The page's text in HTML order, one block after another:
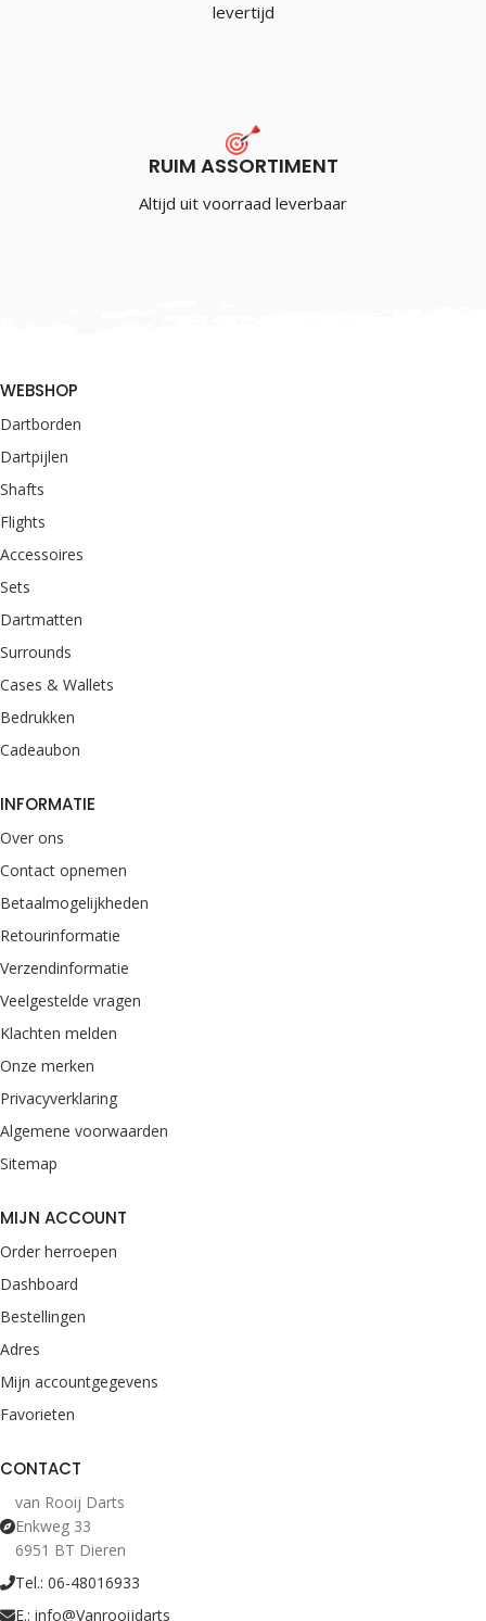
levertijd
RUIM ASSORTIMENT
Altijd uit voorraad leverbaar
WEBSHOP
Dartborden
Dartpijlen
Shafts
Flights
Accessoires
Sets
Dartmatten
Surrounds
Cases & Wallets
Bedrukken
Cadeaubon
INFORMATIE
Over ons
Contact opnemen
Betaalmogelijkheden
Retourinformatie
Verzendinformatie
Veelgestelde vragen
Klachten melden
Onze merken
Privacyverklaring
Algemene voorwaarden
Sitemap
MIJN ACCOUNT
Order herroepen
Dashboard
Bestellingen
Adres
Mijn accountgegevens
Favorieten
CONTACT
van Rooij Darts
Enkweg 33
6951 BT Dieren
Tel.: 06-48016933
E.: info@Vanrooijdarts